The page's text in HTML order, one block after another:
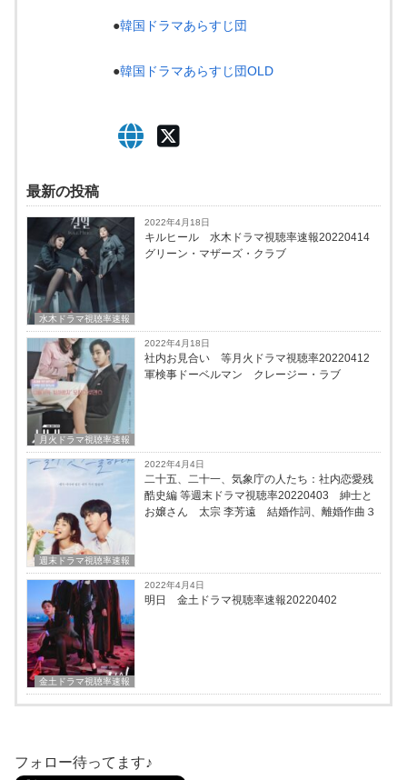
●韓国ドラマあらすじ団
●韓国ドラマあらすじ団OLD
最新の投稿
水木ドラマ視聴率速報
2022年4月18日
キルヒール 水木ドラマ視聴率速報20220414
グリーン・マザーズ・クラブ
月火ドラマ視聴率速報
2022年4月18日
社内お見合い 等月火ドラマ視聴率20220412
軍検事ドーベルマン クレージー・ラブ
週末ドラマ視聴率速報
2022年4月4日
二十五、二十一、気象庁の人たち：社内恋愛残
酷史編 等週末ドラマ視聴率20220403 紳士と
お嬢さん 太宗 李芳遠 結婚作詞、離婚作曲３
金土ドラマ視聴率速報
2022年4月4日
明日 金土ドラマ視聴率速報20220402
フォロー待ってます♪